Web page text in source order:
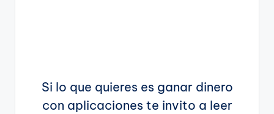
Si lo que quieres es ganar dinero
con aplicaciones te invito a leer